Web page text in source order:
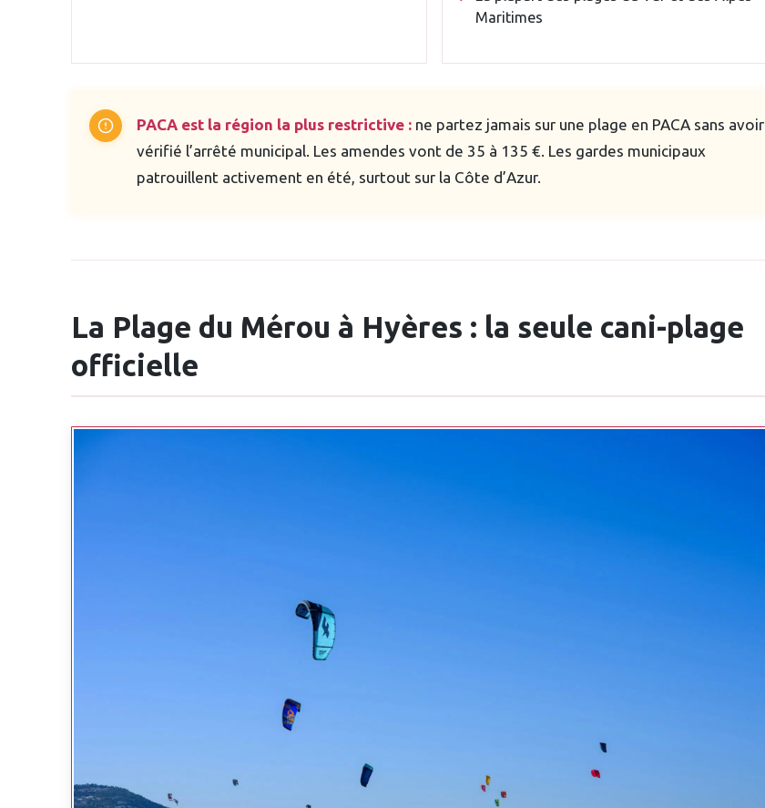
Maritimes
PACA est la région la plus restrictive : ne partez jamais sur une plage en PACA sans avoir
vérifié l’arrêté municipal. Les amendes vont de 35 à 135 €. Les gardes municipaux
patrouillent activement en été, surtout sur la Côte d’Azur.
La Plage du Mérou à Hyères : la seule cani-plage
officielle